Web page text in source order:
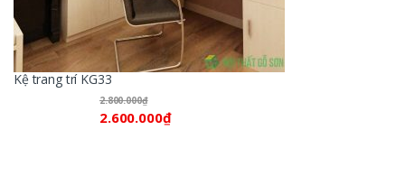
Kệ trang trí KG33
2.800.000₫
2.600.000₫